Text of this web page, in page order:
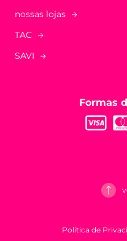
nossas lojas
TAC
SAVI
Formas
Política de